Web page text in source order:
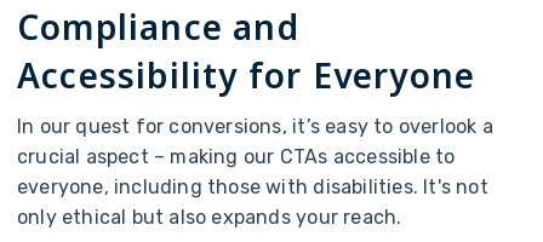
Compliance and
Accessibility for Everyone
n our quest for conversions, it’s easy to over ook a
crucia aspect – making our CTAs accessib e to
everyone, inc ud ing those with d isabi ities. t's not
on y ethica but a so expand s your reach.